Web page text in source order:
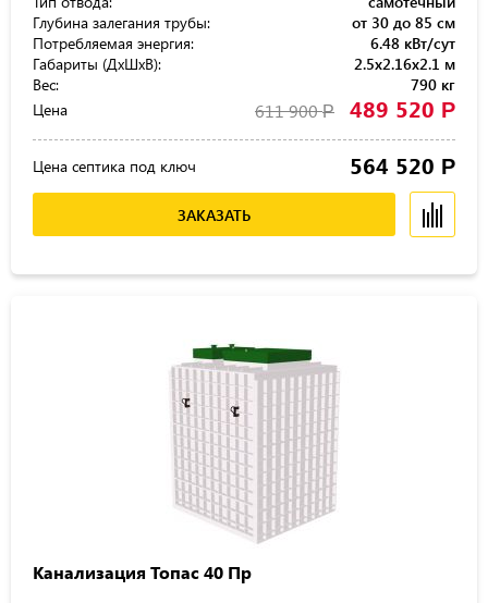
Глубина залегания трубы:
от 30 до 85 см
Потребляемая энергия:
6.48 кВт/сут
Габариты (ДхШхВ):
2.5x2.16x2.1 м
Вес:
790 кг
Цена
611 900Р 489 520 Р
Цена септика под ключ 564 520 Р
ЗАКАЗАТЬ
Канализация Топас 40 Пр